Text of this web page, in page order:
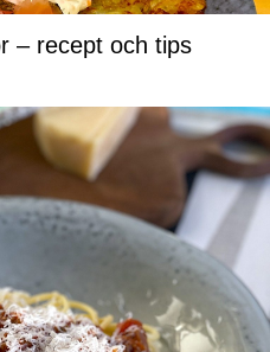
– recept och tips